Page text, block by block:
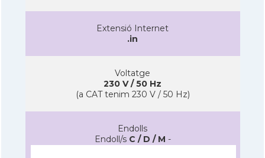
Extensió Internet
.in
Voltatge
230 V / 50 Hz
(a CAT tenim 230 V / 50 Hz)
Endolls
Endoll/s C / D / M -